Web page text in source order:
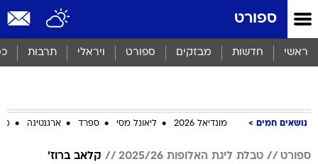
ספורט
ראשי חדשות מבזקים ספורט ויראלי תרבות
נושאים חמים מונדיאל 2026 ליאונל מסי ספרד ארגנטינה
ספורט טבלת ליגת האלופות 2025/26 קלאב ברוז'